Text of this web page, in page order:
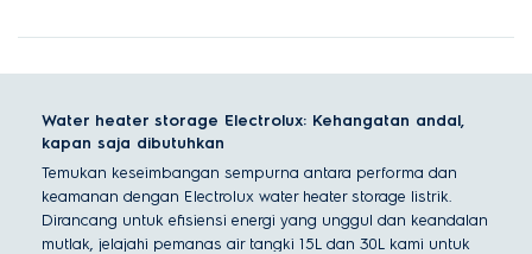
Water heater storage Electrolux: Kehangatan andal,
kapan saja dibutuhkan
Temukan keseimbangan sempurna antara performa dan
keamanan dengan Electrolux water heater storage listrik.
Dirancang untuk efisiensi energi yang unggul dan keandalan
mutlak, jelajahi pemanas air tangki 15L dan 30L kami untuk